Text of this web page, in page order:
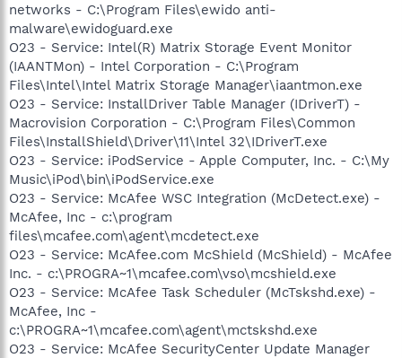
networks - C:\Program Files\ewido anti-
malware\ewidoguard.exe
O23 - Service: Intel(R) Matrix Storage Event Monitor
(IAANTMon) - Intel Corporation - C:\Program
Files\Intel\Intel Matrix Storage Manager\iaantmon.exe
O23 - Service: InstallDriver Table Manager (IDriverT) -
Macrovision Corporation - C:\Program Files\Common
Files\InstallShield\Driver\11\Intel 32\IDriverT.exe
O23 - Service: iPodService - Apple Computer, Inc. - C:\My
Music\iPod\bin\iPodService.exe
O23 - Service: McAfee WSC Integration (McDetect.exe) -
McAfee, Inc - c:\program
files\mcafee.com\agent\mcdetect.exe
O23 - Service: McAfee.com McShield (McShield) - McAfee
Inc. - c:\PROGRA~1\mcafee.com\vso\mcshield.exe
O23 - Service: McAfee Task Scheduler (McTskshd.exe) -
McAfee, Inc -
c:\PROGRA~1\mcafee.com\agent\mctskshd.exe
O23 - Service: McAfee SecurityCenter Update Manager